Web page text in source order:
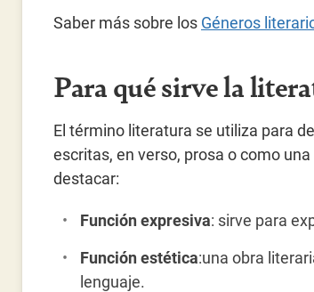
Saber más sobre los Géneros
Para qué sirve la
El término literatura se utiliza para
escritas, en verso, prosa o como
destacar:
Función expresiva: sirve para
Funciónestética:una obra
lenguaje.